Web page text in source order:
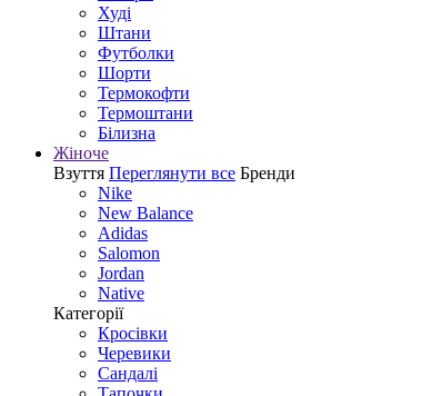
Худі
Штани
Футболки
Шорти
Термокофти
Термоштани
Білизна
Жіноче
Взуття Переглянути все Бренди
Nike
New Balance
Adidas
Salomon
Jordan
Native
Категорії
Кросівки
Черевики
Сандалі